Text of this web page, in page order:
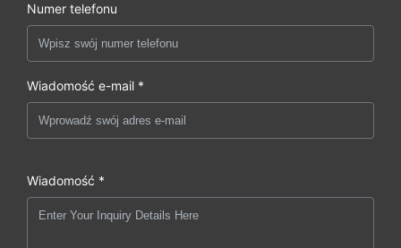
Numer telefonu
Wiadomość e-mail *
Wiadomość *